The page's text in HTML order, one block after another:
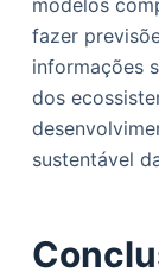
modelos
fazer
informações
dos
sustentável